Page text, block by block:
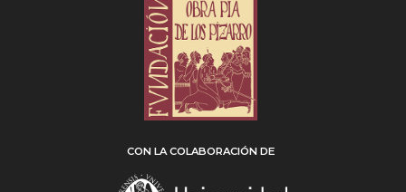
CON LA COLABORACIÓN DE